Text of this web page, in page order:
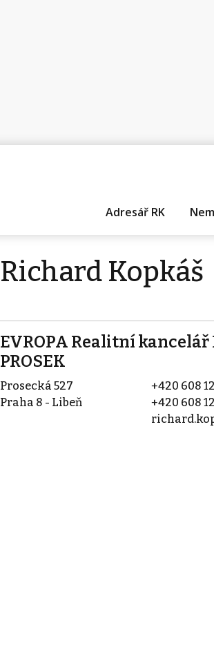
Adresář RK
Richard Kopkáš
EVROPA Realitní kancelář
PROSEK
Prosecká 527
Praha 8 - Libeň
+420 608
+420 608